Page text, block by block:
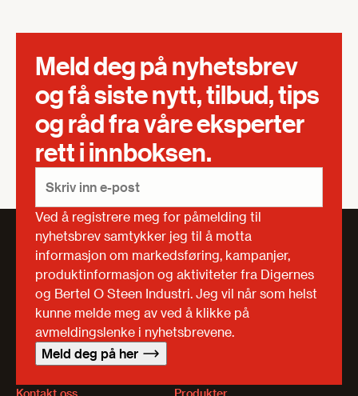
Meld deg på nyhetsbrev
og få siste nytt, tilbud, tips
og råd fra våre eksperter
rett i innboksen.
Ved å registrere meg for påmelding til
nyhetsbrev samtykker jeg til å motta
informasjon om markedsføring, kampanjer,
produktinformasjon og aktiviteter fra Digernes
og Bertel O Steen Industri. Jeg vil når som helst
kunne melde meg av ved å klikke på
avmeldingslenke i nyhetsbrevene.
Meld deg på her
Kontakt oss Produkter